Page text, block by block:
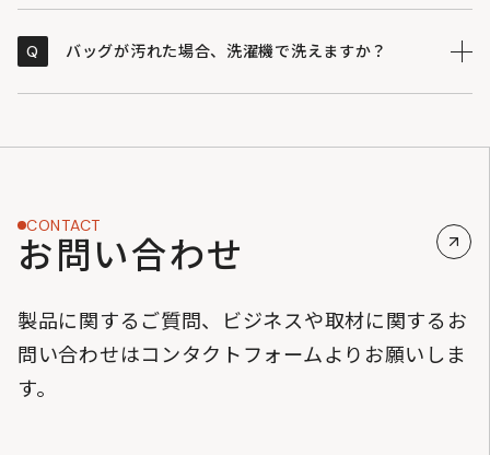
トですが 、防災の「基本セット」となります。数日間の
身の状況に応じた特定の必需品（常備薬、モバイルバッ
のセットへアップデートしてご使用いただくことを推奨
Q バッグが汚れた場合、洗濯機で洗えますか？
CONTACT
お問い合わせ
製品に関するご質問、ビジネスや取材に関するお
問い合わせはコンタクトフォームよりお願いしま
す。